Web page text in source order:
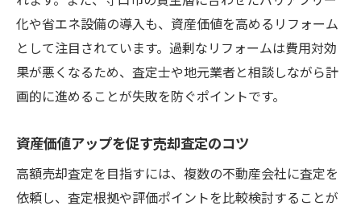
化や省エネ設備の導入も、資産価値を高めるリフォーム
として注目されています。過剰なリフォームは費用対効
果が悪くなるため、査定士や地元業者と相談しながら計
画的に進めることが失敗を防ぐポイントです。
資産価値アップを促す売却査定のコツ
高額売却査定を目指すには、複数の不動産会社に査定を
依頼し、査定根拠や評価ポイントを比較検討することが